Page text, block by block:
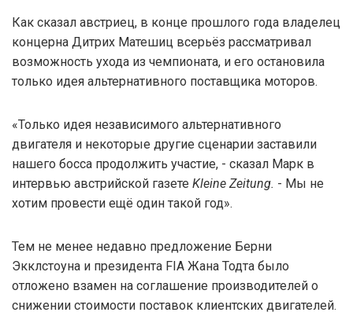
Как сказал австриец, в конце прошлого года владелец
концерна Дитрих Матешиц всерьёз рассматривал
возможность ухода из чемпионата, и его остановила
только идея альтернативного поставщика моторов.
«Только идея независимого альтернативного
двигателя и некоторые другие сценарии заставили
нашего босса продолжить участие, - сказал Марк в
интервью австрийской газете Kleine Zeitung. - Мы не
хотим провести ещё один такой год».
Тем не менее недавно предложение Берни
Экклстоуна и президента FIA Жана Тодта было
отложено взамен на соглашение производителей о
снижении стоимости поставок клиентских двигателей.